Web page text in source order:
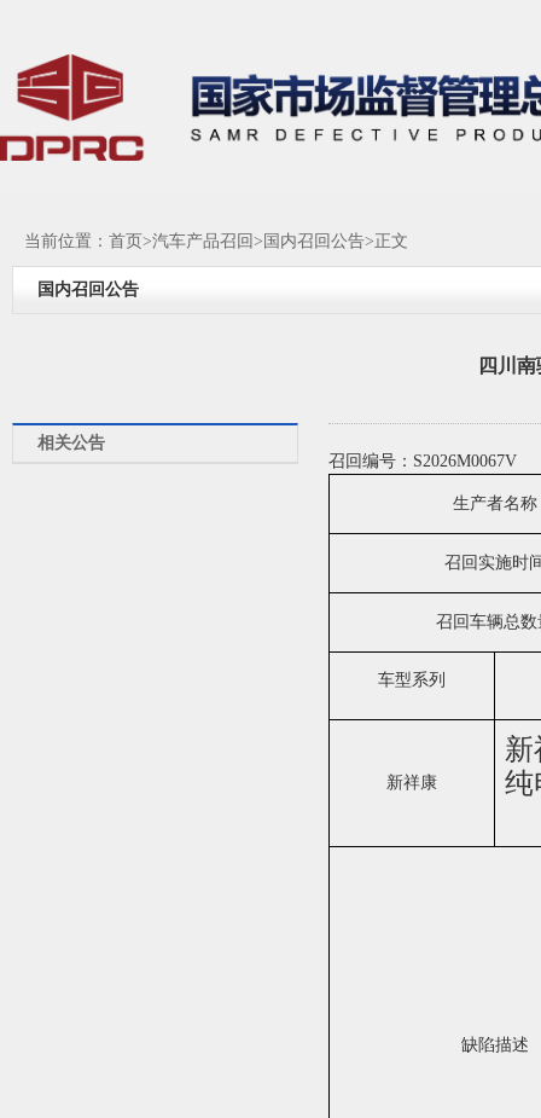
当前位置： 首页 >汽车产品召回> 国内召回公告>正文
国内召回公告
相关公告
四川
召回编号：S2026M0067V
生产者名称
召回实施时
召回车辆总数
车型系列
新祥康
新
纯
缺陷描述